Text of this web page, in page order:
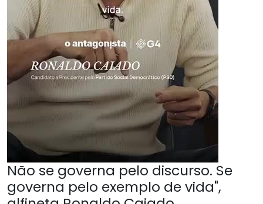
Não se governa pelo discurso. Se
governa pelo exemplo de vida",